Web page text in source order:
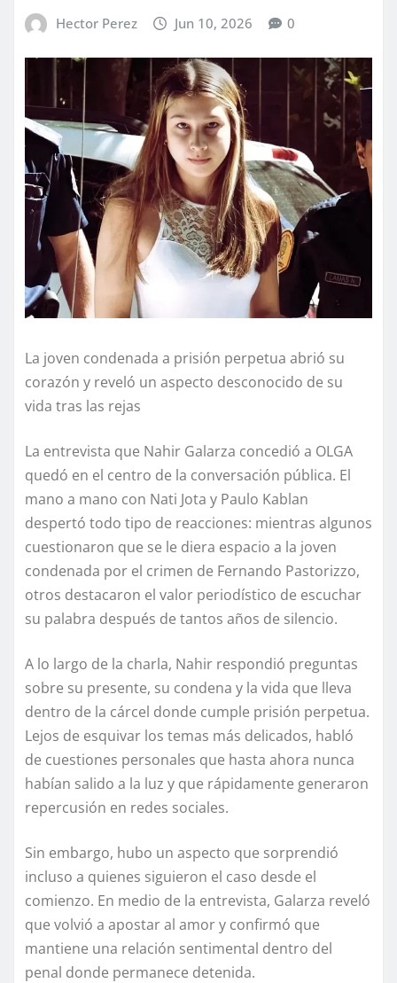
Hector Perez Jun 10, 2026 0
La joven condenada a prisión perpetua abrió su
corazón y reveló un aspecto desconocido de su
vida tras las rejas
La entrevista que Nahir Galarza concedió a OLGA
quedó en el centro de la conversación pública. El
mano a mano con Nati Jota y Paulo Kablan
despertó todo tipo de reacciones: mientras algunos
cuestionaron que se le diera espacio a la joven
condenada por el crimen de Fernando Pastorizzo,
otros destacaron el valor periodístico de escuchar
su palabra después de tantos años de silencio.
A lo largo de la charla, Nahir respondió preguntas
sobre su presente, su condena y la vida que lleva
dentro de la cárcel donde cumple prisión perpetua.
Lejos de esquivar los temas más delicados, habló
de cuestiones personales que hasta ahora nunca
habían salido a la luz y que rápidamente generaron
repercusión en redes sociales.
Sin embargo, hubo un aspecto que sorprendió
incluso a quienes siguieron el caso desde el
comienzo. En medio de la entrevista, Galarza reveló
que volvió a apostar al amor y confirmó que
mantiene una relación sentimental dentro del
penal donde permanece detenida.